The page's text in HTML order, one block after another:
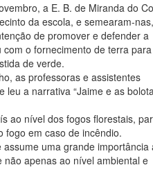
a E. B. de Miranda do
da escola, e semearam-nas,
de promover e defender a
o fornecimento de terra
de verde.
as professoras e assistentes
a narrativa “Jaime e as
ao nível dos fogos florestais,
fogo em caso de incêndio.
uma grande importância
apenas ao nível ambiental e